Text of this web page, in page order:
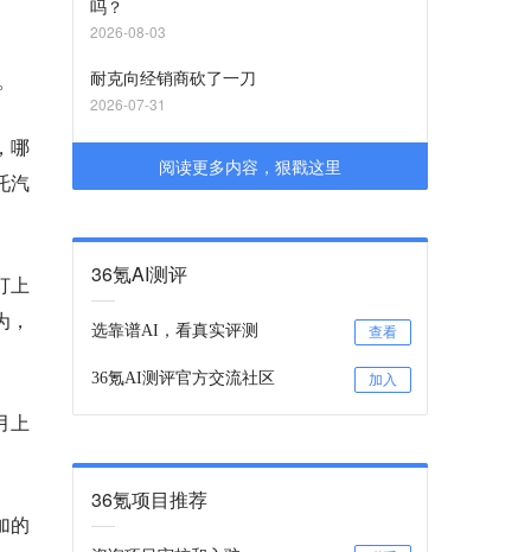
哪
汽
上
上
的
吗？
2026-08-03
耐克向经销商砍了一刀
2026-07-31
阅读更多内容，狠戳这里
36氪AI测评
选靠谱AI，看真实评测 查看
36氪AI测评官方交流社区 加入
36氪项目推荐